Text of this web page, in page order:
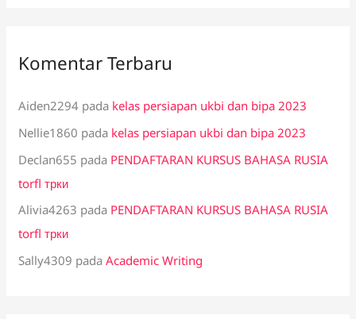
Komentar Terbaru
Aiden2294 pada kelas persiapan ukbi dan bipa 2023
Nellie1860 pada kelas persiapan ukbi dan bipa 2023
Declan655 pada PENDAFTARAN KURSUS BAHASA RUSIA
torfl трки
Alivia4263 pada PENDAFTARAN KURSUS BAHASA RUSIA
torfl трки
Sally4309 padaAcademic Writing